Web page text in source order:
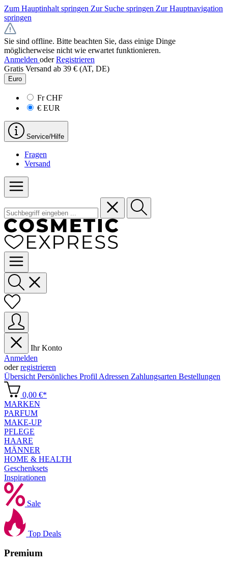
Zum Hauptinhalt springen Zur Suche springen Zur Hauptnavigation
springen
Sie sind offline. Bitte beachten Sie, dass einige Dinge
möglicherweise nicht wie erwartet funktionieren.
Anmelden oder Registrieren
Gratis Versand ab 39 € (AT, DE)
Euro
FrCHF
€ EUR
Service/Hilfe
Fragen
Versand
Ihr Konto
Anmelden
oderregistrieren
Übersicht Persönliches Profil Adressen Zahlungsarten Bestellungen
0,00 €*
MARKEN
PARFUM
MAKE-UP
PFLEGE
HAARE
MÄNNER
HOME & HEALTH
Geschenksets
Inspirationen
Sale
Top Deals
Premium